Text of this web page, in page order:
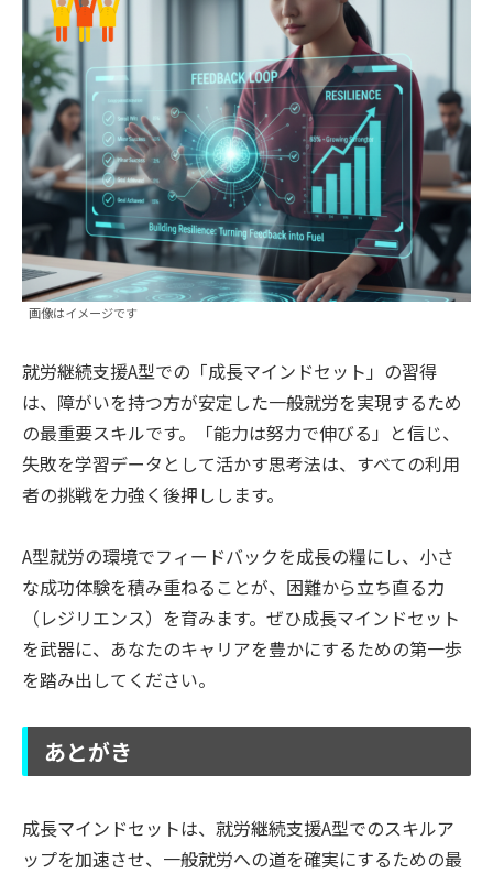
画像はイメージです
就労継続支援A型での「成長マインドセット」の習得
は、障がいを持つ方が安定した一般就労を実現するため
の最重要スキルです。「能力は努力で伸びる」と信じ、
失敗を学習データとして活かす思考法は、すべての利用
者の挑戦を力強く後押しします。
A型就労の環境でフィードバックを成長の糧にし、小さ
な成功体験を積み重ねることが、困難から立ち直る力
（レジリエンス）を育みます。ぜひ成長マインドセット
を武器に、あなたのキャリアを豊かにするための第一歩
を踏み出してください。
あとがき
成長マインドセットは、就労継続支援A型でのスキルア
ップを加速させ、一般就労への道を確実にするための最